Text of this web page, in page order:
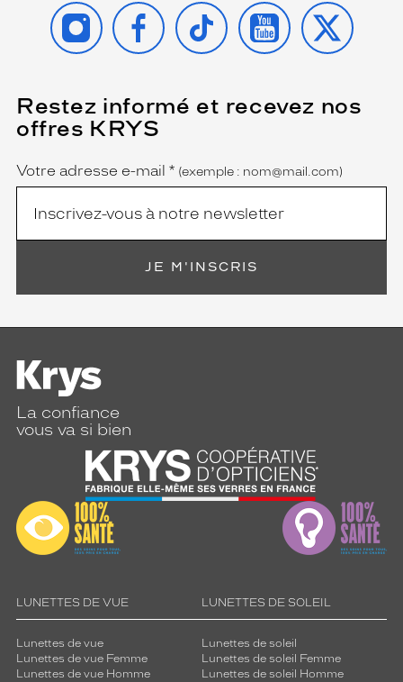
INSTAGRAMFACEBOOK
TIKTOK YOUTUBE
X
Restez informé et recevez nos
offres KRYS
Name
Votre adresse e-mail *
(Ce
champ
est
obligatoire)
(exemple : nom@mail.com)
JE M'INSCRIS
La confiance
vous va si bien
LUNETTES DE VUE
Lunettes de vue
Lunettes de vue Femme
Lunettes de vue Homme
LUNETTES DE SOLEIL
Lunettes de soleil
Lunettes de soleil Femme
Lunettes de soleil Homme